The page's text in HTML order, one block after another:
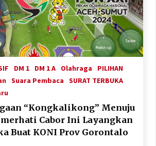
DM 1 DM 1 A Olahraga
PILIHAN
Suara Pembaca
SURAT TERBUKA
“Kongkalikong” Menuju
Cabor Ini Layangkan
Buat KONI Prov Gorontalo